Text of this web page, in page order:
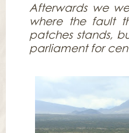
Afterwards we
where the fault
patches stands,
parliament for